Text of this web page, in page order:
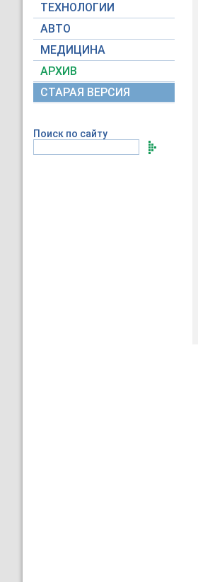
ТЕХНОЛОГИИ
АВТО
МЕДИЦИНА
АРХИВ
СТАРАЯ ВЕРСИЯ
Поиск по сайту